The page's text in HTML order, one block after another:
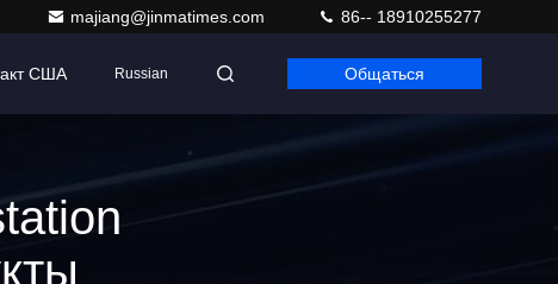
majiang@jinmatimes.com 86-- 18910255277
США Russian Общаться